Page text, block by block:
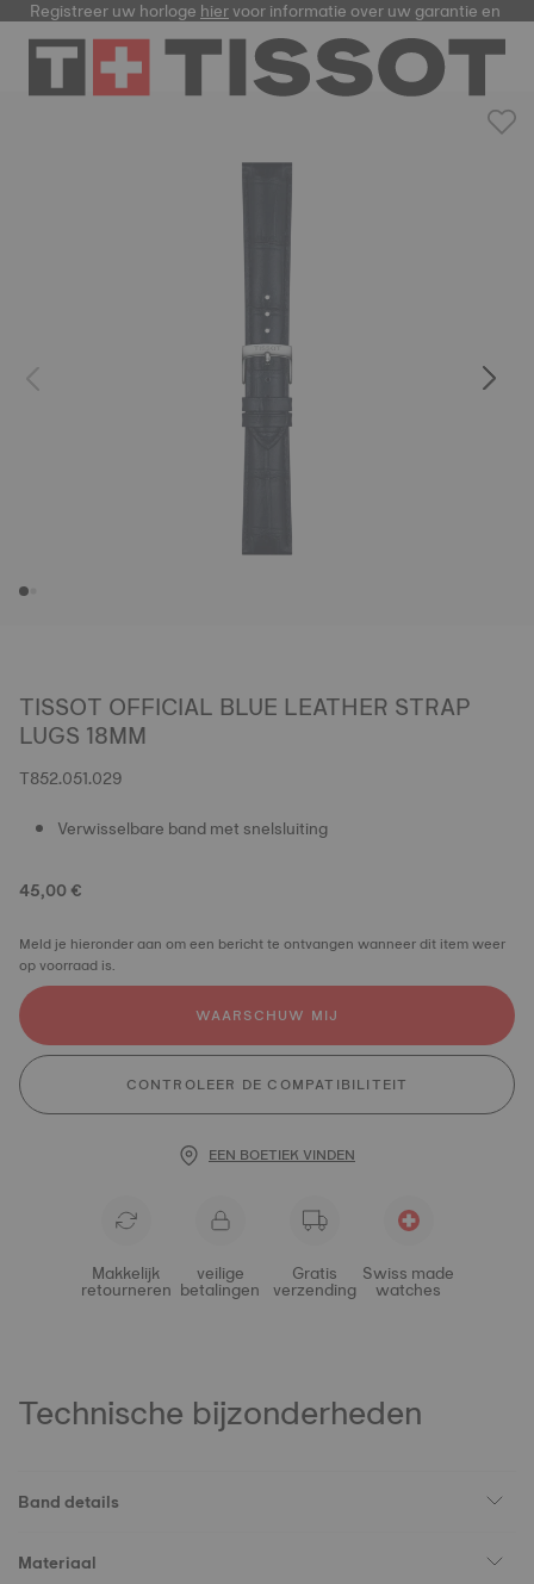
Registreer uw horlogehiervoor informatie over uw garantie en
TISSOT OFFICIAL BLUE LEATHER STRAP
LUGS 18MM
T852.051.029
Verwisselbare band met snelsluiting
45,00 €
Meld je hieronder aan om een bericht te ontvangen wanneer dit item weer
op voorraad is.
WAARSCHUW MIJ
CONTROLEER DE COMPATIBILITEIT
EEN BOETIEK VINDEN
Makkelijk
retourneren
veilige
betalingen
Gratis
verzending
Swiss made
watches
Technische bijzonderheden
Band details
Materiaal